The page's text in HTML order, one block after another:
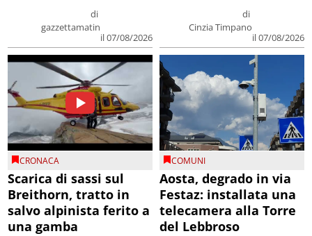
di
gazzettamatin
il 07/08/2026
di
Cinzia Timpano
il 07/08/2026
CRONACA
Scarica di sassi sul
Breithorn, tratto in
salvo alpinista ferito a
una gamba
COMUNI
Aosta, degrado in via
Festaz: installata una
telecamera alla Torre
del Lebbroso